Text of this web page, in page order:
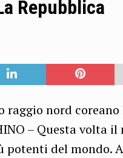
Repubblica
raggio nord
– Questa volta
potenti del mondo.